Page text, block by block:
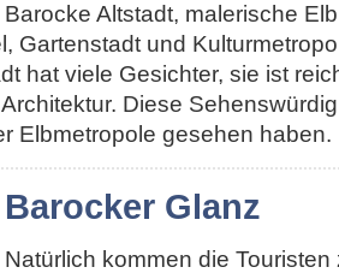
Barocke Altstadt, malerische
Gartenstadt und
hat viele Gesichter, sie ist
Diese
Elbmetropole gesehen haben.
Barocker Glanz
Natürlich kommen die